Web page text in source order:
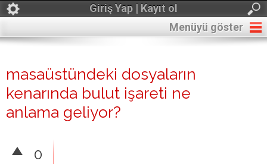
Giriş Yap | Kayıt ol
Menüyü göster
masaüstündeki dosyaların
kenarında bulut işareti ne
anlama geliyor?
0